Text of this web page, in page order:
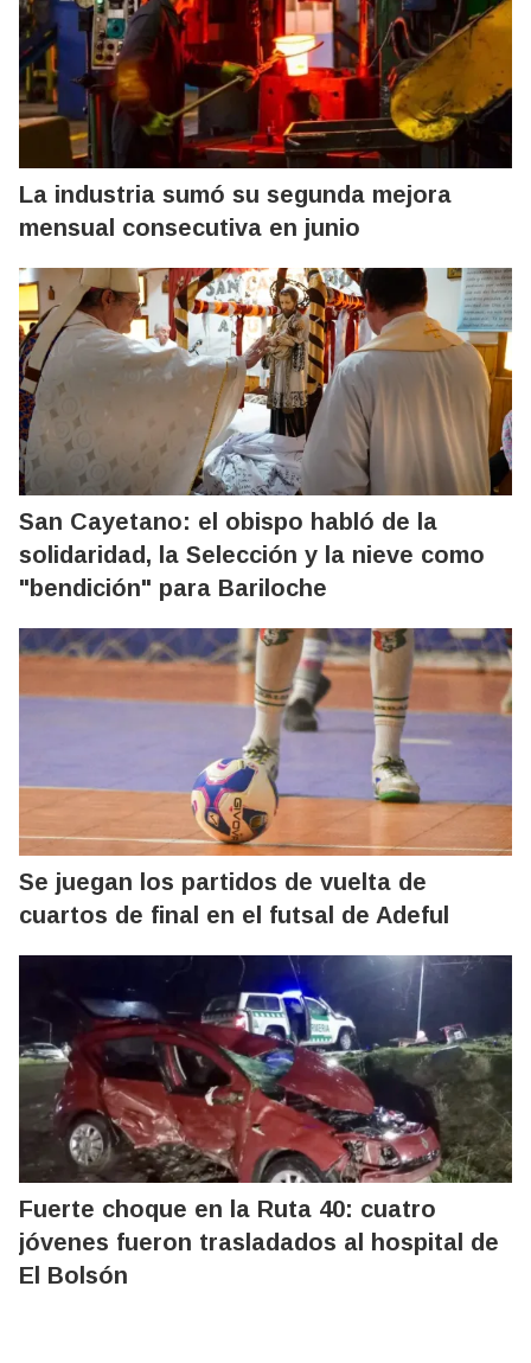
La industria sumó su segunda mejora
mensual consecutiva en junio
San Cayetano: el obispo habló de la
solidaridad, la Selección y la nieve como
"bendición" para Bariloche
Se juegan los partidos de vuelta de
cuartos de final en el futsal de Adeful
Fuerte choque en la Ruta 40: cuatro
jóvenes fueron trasladados al hospital de
El Bolsón